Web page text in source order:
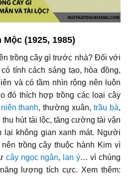
(1925, 1985)
trồng cây gì trước nhà? Đối với
tính cách sáng tạo, hòa đồng,
và có tầm nhìn rộng nên luôn
đó thích hợp trồng các loại cây
thanh, thường xuân,trầu bà,
hút tài lộc, tăng cường tài vận
lại không gian xanh mát. Người
trồng cây thuộc hành Kim vì
cây ngọc ngân, lan ý… vì chúng
lượng tích cực. Xem thêm: